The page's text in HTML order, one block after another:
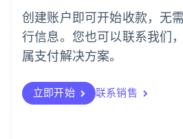
创建账户即可开始收款，无
行信息。您也可以联系我们
属支付解决方案。
立即开始 联系销售
葡萄牙
Português English
日本
日本語English
瑞典
瑞士
DeutschFrançais